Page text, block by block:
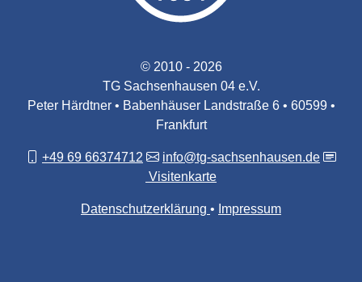
© 2010 - 2026
TG Sachsenhausen 04 e.V.
Peter Härdtner • Babenhäuser Landstraße 6 • 60599 •
Frankfurt
+49 69 66374712
info@tg-sachsenhausen.de
Visitenkarte
Datenschutzerklärung Impressum